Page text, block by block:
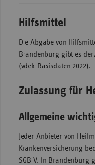
Hilfsmittel
Die Abgabe von
Brandenburg gibt es
(vdek-Basisdaten 2022).
Zulassung für
Allgemeine
Jeder Anbieter von
Krankenversicherung
SGB V. In Brandenburg